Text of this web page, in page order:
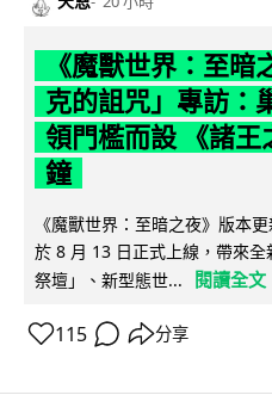
《魔獸世界：至暗
克的詛咒」專訪：
領門檻而設 《諸王
鐘
《魔獸世界：至暗之夜》版本
於 8 月 13 日正式上線，帶來
祭壇」、新型態世...
閱讀全文
115 分享